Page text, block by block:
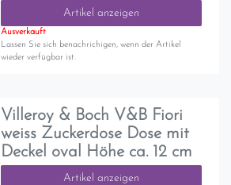
Artikel anzeigen
Ausverkauft
Lassen Sie sich benachrichigen, wenn der Artikel
wieder verfügbar ist.
Villeroy & Boch V&B Fiori
weiss Zuckerdose Dose mit
Deckel oval Höhe ca. 12 cm
Artikel anzeigen